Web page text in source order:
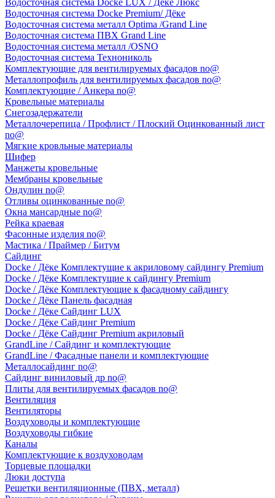
Водосточная система Docke LUX / Дёке Люкс
Водосточная система Docke Premium/ Дёке
Водосточная система металл Optima /Grand Line
Водосточная система ПВХ Grand Line
Водосточная система металл /OSNO
Водосточная система Технониколь
Комплектующие для вентилируемых фасадов no@
Металлопрофиль для вентилируемых фасадов no@
Комплектующие / Анкера no@
Кровельные материалы
Снегозадержатели
Металлочерепица / Профлист / Плоский Оцинкованный лист
no@
Мягкие кровльные материалы
Шифер
Манжеты кровельные
Мембраны кровельные
Ондулин no@
Отливы оцинкованные no@
Окна мансардные no@
Рейка краевая
Фасонные изделия no@
Мастика / Праймер / Битум
Сайдинг
Docke / Дёке Комплектущие к акриловому сайдингу Premium
Docke / Дёке Комплектущие к сайдингу Premium
Docke / Дёке Комплектующие к фасадному сайдингу
Docke / Дёке Панель фасадная
Docke / Дёке Сайдинг LUX
Docke / Дёке Сайдинг Premium
Docke / Дёке Сайдинг Premium акриловый
GrandLine / Сайдинг и комплектующие
GrandLine / Фасадные панели и комплектующие
Металлосайдинг no@
Сайдинг виниловый др no@
Плиты для вентилируемых фасадов no@
Вентиляция
Вентиляторы
Воздуховоды и комплектующие
Воздуховоды гибкие
Каналы
Комплектующие к воздуховодам
Торцевые площадки
Люки доступа
Решетки вентиляционные (ПВХ, металл)